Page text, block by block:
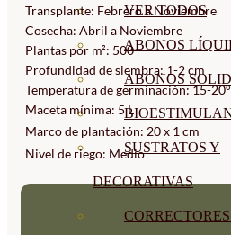
VER TODOS
ABONOS
ABONOS
SUSTRATOS Y
DECORATIVAS
Transplante: Febrero a Noviembre
Cosecha: Abril a Noviembre
Plantas por m²: 500
Profundidad de siembra: 1-2 cm
Temperatura de germinación: 15-
Maceta mínima: 5 L
Marco de plantación: 20 x 1 cm
Nivel de riego: Medio